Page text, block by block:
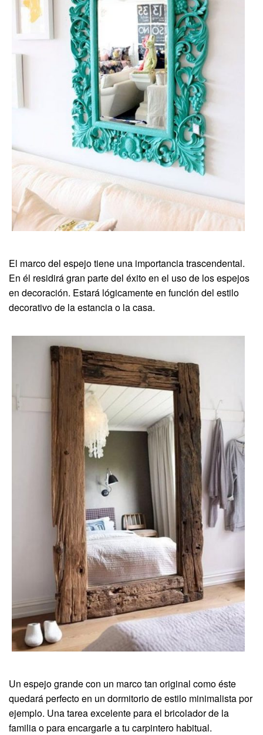
El marco del espejo tiene una importancia trascendental.
En él residirá gran parte del éxito en el uso de los espejos
en decoración. Estará lógicamente en función del estilo
decorativo de la estancia o la casa.
Un espejo grande con un marco tan original como éste
quedará perfecto en un dormitorio de estilo minimalista por
ejemplo. Una tarea excelente para el bricolador de la
familia o para encargarle a tu carpintero habitual.